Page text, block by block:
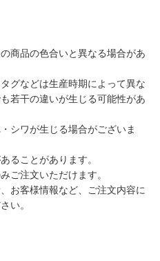
商品の色合いと異なる場合があ
グなどは生産時期によって異な
若干の違いが生じる可能性があ
シワが生じる場合がございま
ることがあります。
ご注文いただけます。
お客様情報など、ご注文内容に
い。